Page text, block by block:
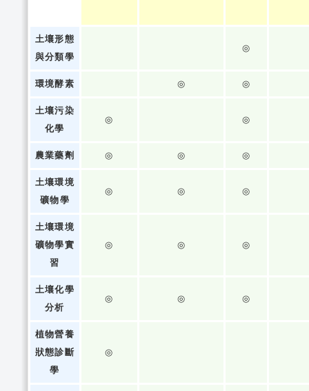
土壤形態
與分類學
◎
環境酵素 ◎ ◎
土壤污染
化學
◎ ◎
農業藥劑 ◎ ◎ ◎
土壤環境
礦物學
◎ ◎ ◎
土壤環境
礦物學實
習
◎ ◎ ◎
土壤化學
分析
◎ ◎ ◎
植物營養
狀態診斷
學
◎